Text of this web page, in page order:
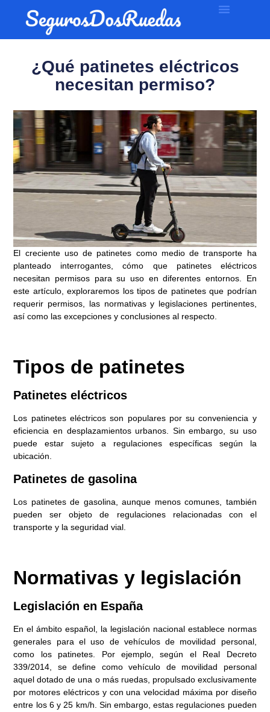
¿Qué patinetes eléctricos
necesitan permiso?
El creciente uso de patinetes como medio de transporte ha
planteado interrogantes, cómo que patinetes eléctricos
necesitan permisos para su uso en diferentes entornos. En
este artículo, exploraremos los tipos de patinetes que podrían
requerir permisos, las normativas y legislaciones pertinentes,
así como las excepciones y conclusiones al respecto.
Tipos de patinetes
Patinetes eléctricos
Los patinetes eléctricos son populares por su conveniencia y
eficiencia en desplazamientos urbanos. Sin embargo, su uso
puede estar sujeto a regulaciones específicas según la
ubicación.
Patinetes de gasolina
Los patinetes de gasolina, aunque menos comunes, también
pueden ser objeto de regulaciones relacionadas con el
transporte y la seguridad vial.
Normativas y legislación
Legislación en España
En el ámbito español, la legislación nacional establece normas
generales para el uso de vehículos de movilidad personal,
como los patinetes. Por ejemplo, según el Real Decreto
339/2014, se define como vehículo de movilidad personal
aquel dotado de una o más ruedas, propulsado exclusivamente
por motores eléctricos y con una velocidad máxima por diseño
entre los 6 y 25 km/h. Sin embargo, estas regulaciones pueden